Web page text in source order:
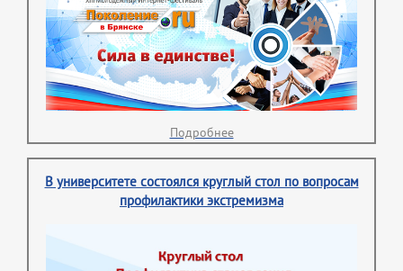
Подробнее
В университете состоялся круглый стол по вопросам
профилактики экстремизма